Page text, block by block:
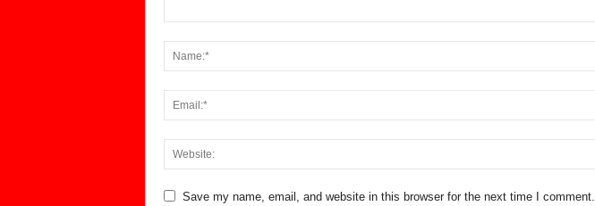
Save my name, email, and website in this browser for the next time I comment.